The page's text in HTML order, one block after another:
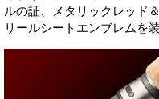
ルの証、メタリックレッド
リールシートエンブレムを装